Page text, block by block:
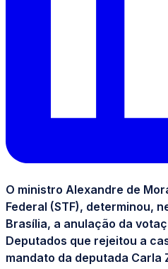
O ministro Alexandre de
Federal (STF), determinou,
Brasília, a anulação da
Deputados que rejeitou a
mandato da deputada Carla